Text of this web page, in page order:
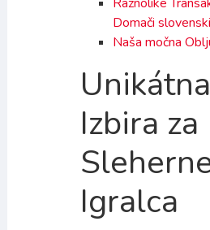
Domači
Naša močna
Izbira za
Igralca